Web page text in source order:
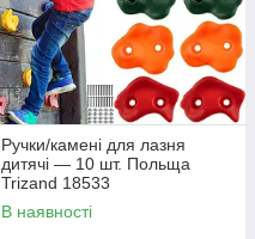
Ручки/камені для лазня
дитячі — 10 шт. Польща
Trizand 18533
В наявності